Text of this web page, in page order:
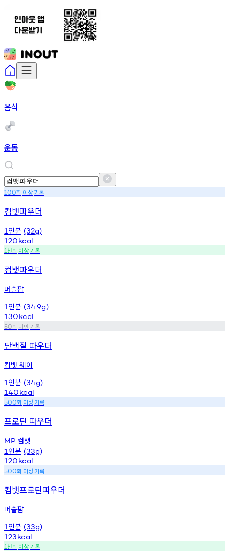
음식
운동
100회 이상기록
컴뱃파우더
1 인분 (32g)
120kcal
1천회 이상기록
컴뱃파우더
머슬팜
1 인분 (34.9g)
130kcal
50회 미만기록
단백질 파우더
컴뱃 웨이
1 인분 (34g)
140kcal
500회 이상기록
프로틴 파우더
MP 컴뱃
1 인분 (33g)
120kcal
500회 이상기록
컴뱃프로틴파우더
머슬팜
1 인분 (33g)
123kcal
1천회 이상기록